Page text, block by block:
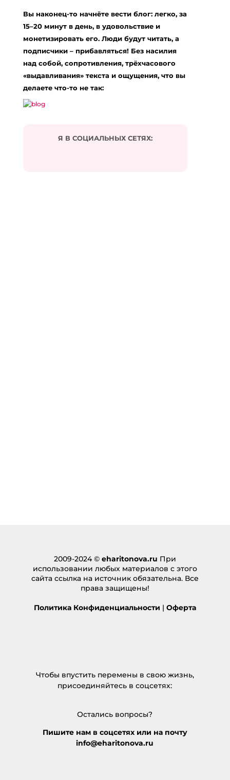
Обязательные поля помечены*
Подписаться на комментарии по e-mail
Вы наконец-то начнёте вести блог: легко, за
15–20 минут в день, в удовольствие и
монетизировать его. Люди будут читать, а
подписчики – прибавляться! Без насилия
над собой, сопротивления, трёхчасового
«выдавливания» текста и ощущения, что вы
делаете что-то не так:
Я В СОЦИАЛЬНЫХ СЕТЯХ:
2009-2024 © eharitonova.ru При
использовании любых материалов с этого
сайта ссылка на источник обязательна. Все
права защищены!
Политика Конфиденциальности | Оферта
Чтобы впустить перемены в свою жизнь,
присоединяйтесь в соцсетях:
Остались вопросы?
Пишите нам в соцсетях или на почту
info@eharitonova.ru